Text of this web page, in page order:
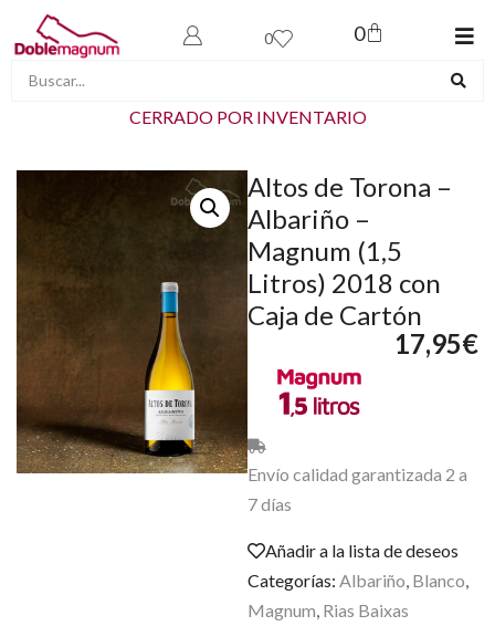
0 0
CERRADO POR INVENTARIO
Altos de Torona –
Albariño –
Magnum (1,5
Litros) 2018 con
Caja de Cartón
17,95€
Envío calidad garantizada 2 a
7 días
Añadir a la lista de deseos
Categorías: Albariño, Blanco,
Magnum, Rias Baixas